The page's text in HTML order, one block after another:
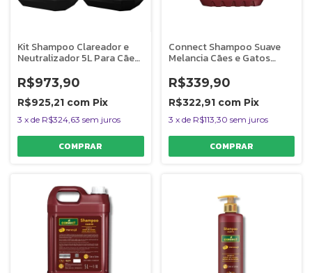
Kit Shampoo Clareador e
Neutralizador 5L Para Cães
R$973,90
R$925,21 com Pix
3 x de R$324,63 sem juros
Connect Shampoo Suave
Melancia Cães e Gatos
R$339,90
R$322,91 com Pix
3 x de R$113,30 sem juros